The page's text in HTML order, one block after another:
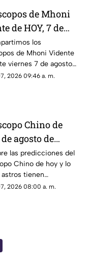
de Mhoni
de HOY, 7 de
de 2026: ¿Cuáles
predicciones
signo
este viernes?
los
de Mhoni Vidente
viernes 7 de agosto
y sus predicciones
2026 09:46 a. m.
Chino de
agosto de
para
y su energía
las predicciones del
Chino de hoy y lo
tienen
para cada signo este
2026 08:00 a. m.